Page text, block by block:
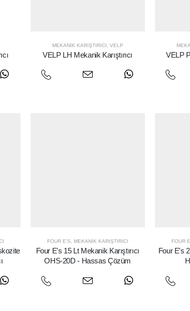
MEKANIK KARIŞTIRICI VELP
VELP LH Mekanik Karıştırıcı VELP
FOUR E'S MEKANIK KARIŞTIRICI
Four E's 15 Lt Mekanik Karıştırıcı
OHS-20D - Hassas Çözüm
FOUR
Four E's